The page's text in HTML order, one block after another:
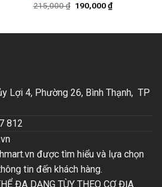
215,000₫ 190,000₫
Lợi 4, Phường 26, Bình Thạnh, TP
812
được tìm hiểu và lựa chọn
tin đến khách hàng.
ĐA DẠNG TÙY THEO CƠ ĐỊA